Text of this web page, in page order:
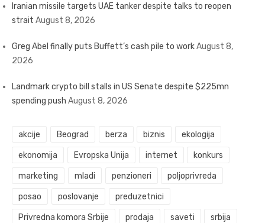
Iranian missile targets UAE tanker despite talks to reopen
strait August 8, 2026
Greg Abel finally puts Buffett’s cash pile to workAugust 8,
2026
Landmark crypto bill stalls in US Senate despite $225mn
spending push August 8, 2026
akcije Beograd berza biznis ekologija
ekonomija Evropska Unija internet konkurs
marketing mladi penzioneri poljoprivreda
posao poslovanje preduzetnici
Privredna komora Srbije prodaja saveti srbija